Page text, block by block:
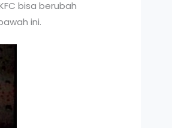
bisa berubah
ini.